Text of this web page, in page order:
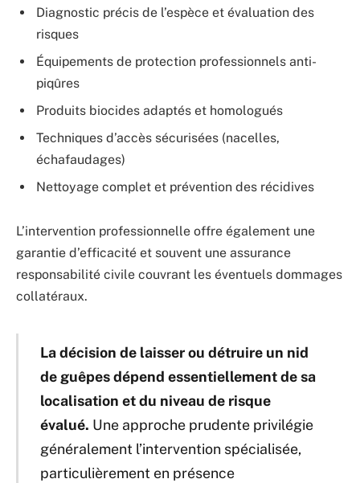
Diagnostic précis de l’espèce et évaluation des
risques
Équipements de protection professionnels anti-
piqûres
Produits biocides adaptés et homologués
Techniques d’accès sécurisées (nacelles,
échafaudages)
Nettoyage complet et prévention des récidives
L’intervention professionnelle offre également une
garantie d’efficacité et souvent une assurance
responsabilité civile couvrant les éventuels dommages
collatéraux.
La décision de laisser ou détruire un nid
de guêpes dépend essentiellement de sa
localisation et du niveau de risque
évalué. Une approche prudente privilégie
généralement l’intervention spécialisée,
particulièrement en présence